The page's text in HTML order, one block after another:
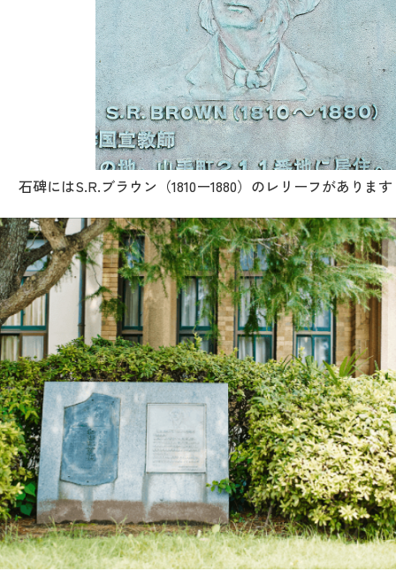
石碑にはS.R.ブラウン（1810ー1880）のレリーフがあります